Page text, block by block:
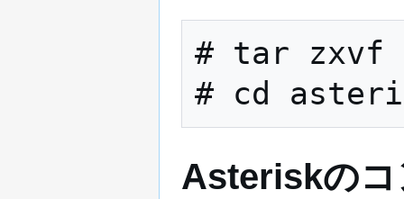
# tar zxvf
Asteriskのコ